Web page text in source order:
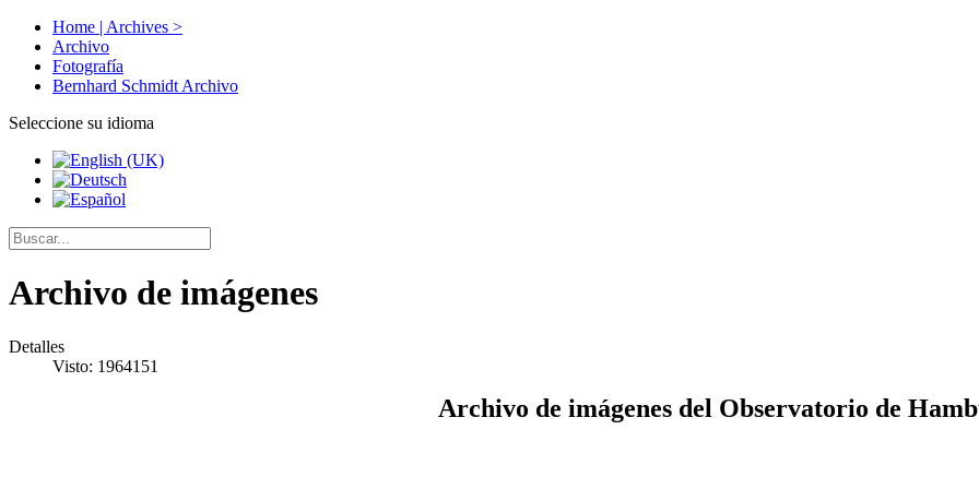
Home | Archives >
Archivo
Fotografía
Bernhard Schmidt Archivo
Seleccione su idioma
Archivo de imágenes
Detalles
Visto: 1964151
Archivo de imágenes del Observatorio de